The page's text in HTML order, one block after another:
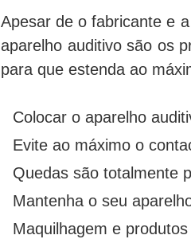
Apesar de o fabricante e
aparelho auditivo são os
para que estenda ao
Colocar o aparelho
Evite ao máximo o
Quedas são totalmente
Mantenha o seu
Maquilhagem e